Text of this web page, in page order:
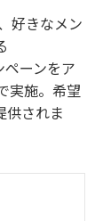
好きなメン
ペーンをア
実施。希望
供されま